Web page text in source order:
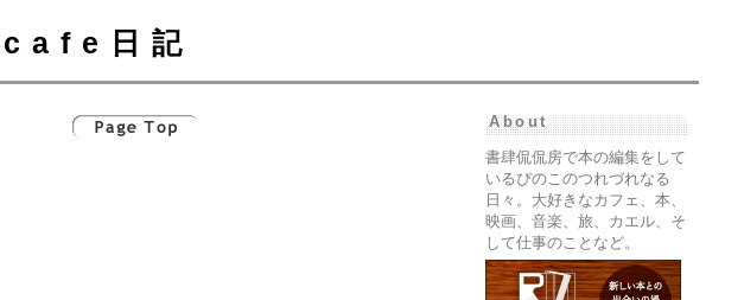
cafe日記
About
書肆侃侃房で本の編集をして
いるぴのこのつれづれなる
日々。大好きなカフェ、本、
映画、音楽、旅、カエル、そ
して仕事のことなど。